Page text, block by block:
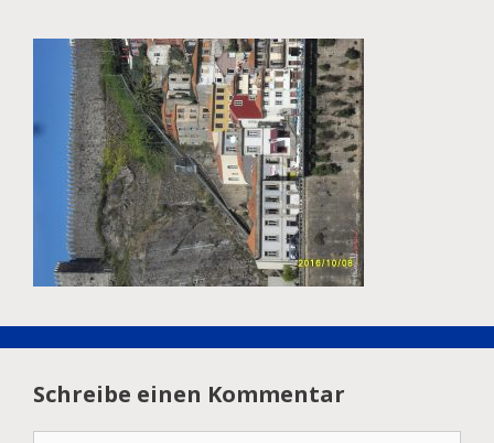
Schreibe einen Kommentar